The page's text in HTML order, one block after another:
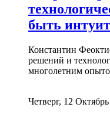
быть
Константин
решений и
многолетним
Четверг, 12